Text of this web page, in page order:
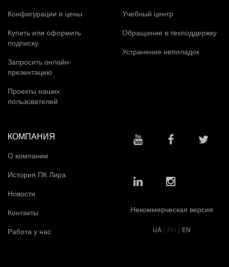
Конфигурации и цены
Купить или оформить
подписку
Запросить онлайн-
презентацию
Проекты наших
пользователей
Учебный центр
Обращение в техподдержку
Устранение неполадок
КОМПАНИЯ
О компании
История ПК Лира
Новости
Контакты
Работа у нас
Некоммерческая версия
UA | RU | EN